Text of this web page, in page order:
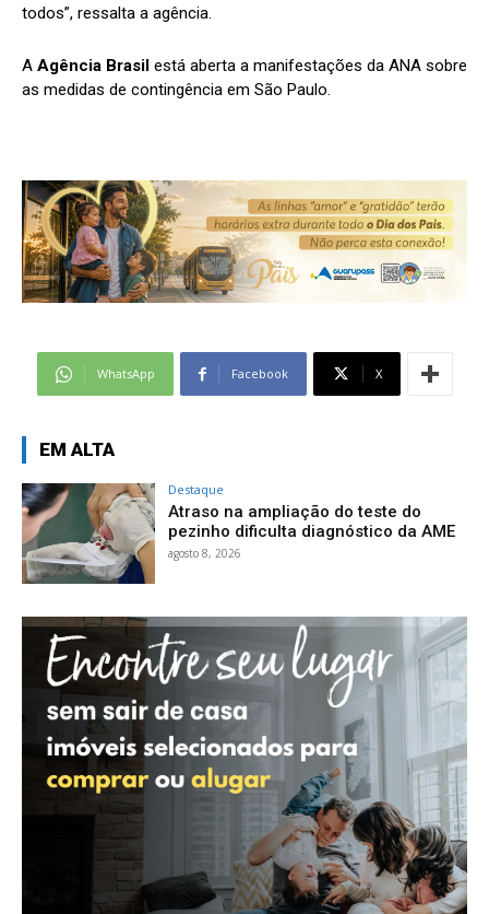
todos”, ressalta a agência.
A Agência Brasil está aberta a manifestações da ANA sobre
as medidas de contingência em São Paulo.
WhatsApp Facebook X
EM ALTA
Destaque
Atraso na ampliação do teste do
pezinho dificulta diagnóstico da AME
agosto 8, 2026